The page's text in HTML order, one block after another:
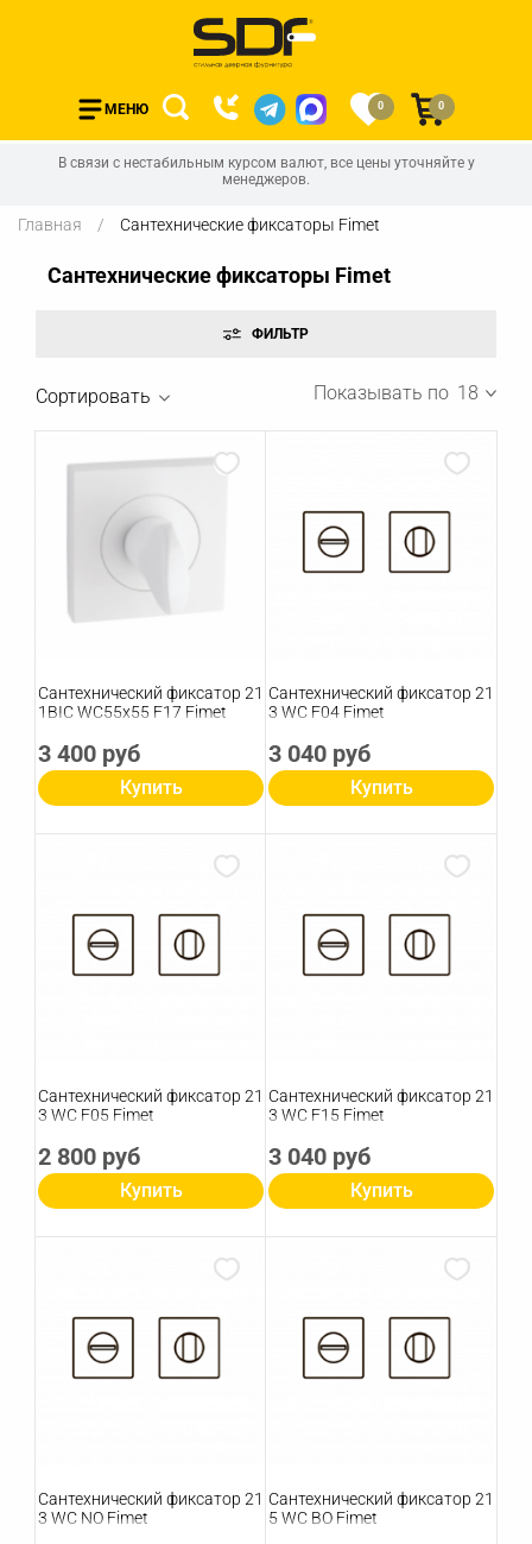
МЕНЮ 0 0
В связи с нестабильным курсом валют, все цены уточняйте у
менеджеров.
Главная Сантехнические фиксаторы Fimet
Сантехнические фиксаторы Fimet
Сортировать Показывать по 18
Сантехнический фиксатор 21
1BIC WC55х55 F17 Fimet
3 400 руб
Купить
Сантехнический фиксатор 21
3 WC F04 Fimet
3 040 руб
Купить
Сантехнический фиксатор 21
3 WC F05 Fimet
2 800 руб
Купить
Сантехнический фиксатор 21
3 WC F15 Fimet
3 040 руб
Купить
Сантехнический фиксатор 21
3 WC NO Fimet
Сантехнический фиксатор 21
5 WC BO Fimet